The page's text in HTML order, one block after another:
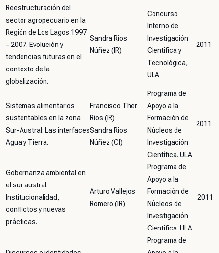
Reestructuración del
sector agropecuario en la
Región de Los Lagos 1997
– 2007. Evolución y
tendencias futuras en el
contexto de la
globalización.
Sandra Ríos
Núñez (IR)
Concurso
Interno de
Investigación
Científica y
Tecnológica,
ULA
2011
Sistemas alimentarios
sustentables en la zona
Sur-Austral: Las interfaces
Agua y Tierra.
Francisco Ther
Ríos (IR)
Sandra Ríos
Núñez (CI)
Programa de
Apoyo a la
Formación de
Núcleos de
Investigación
Científica. ULA
2011
Gobernanza ambiental en
el sur austral.
Institucionalidad,
conflictos y nuevas
prácticas.
Arturo Vallejos
Romero (IR)
Programa de
Apoyo a la
Formación de
Núcleos de
Investigación
Científica. ULA
2011
Programa de